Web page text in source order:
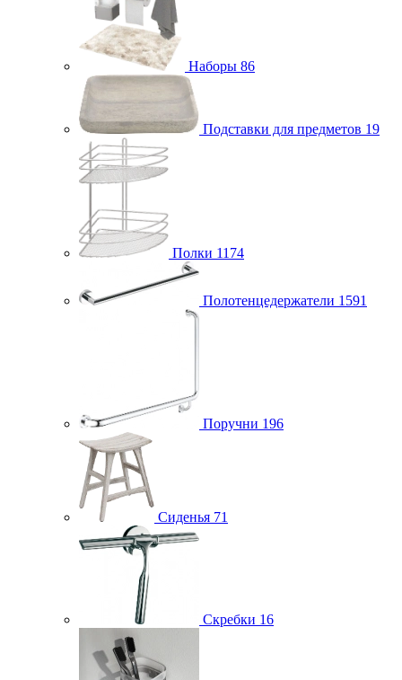
Наборы 86
Подставки для предметов 19
Полки 1174
Полотенцедержатели 1591
Поручни 196
Сиденья 71
Скребки 16